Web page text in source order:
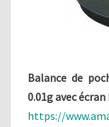
Balance de
0.01g avec
https://